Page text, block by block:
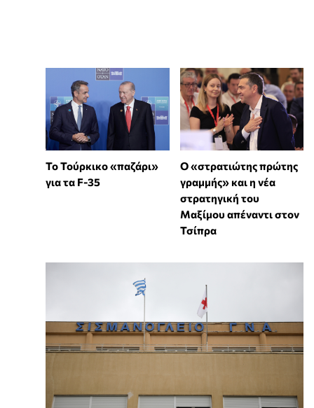
Το Τούρκικο «παζάρι»
για τα F-35
Ο «στρατιώτης πρώτης
γραμμής» και η νέα
στρατηγική του
Μαξίμου απέναντι στoν
Τσίπρα